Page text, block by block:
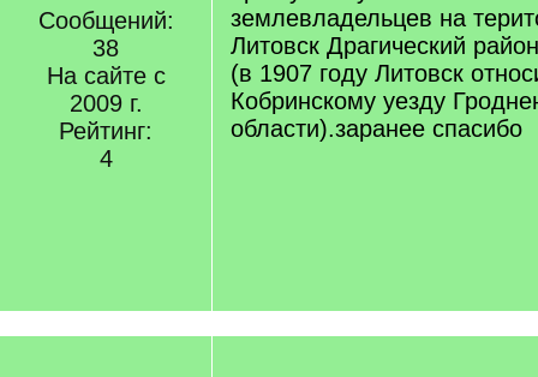
Сообщений:
38
На сайте с
2009 г.
Рейтинг:
4
землевладельцев на
Литовск Драгический
(в 1907 году Литовск
Кобринскому уезду
области).заранее спасибо